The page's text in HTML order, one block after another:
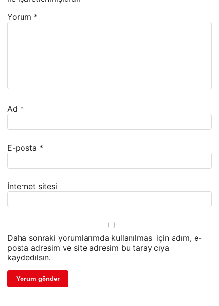
Yorum *
Ad *
E-posta *
İnternet sitesi
Daha sonraki yorumlarımda kullanılması için adım, e-
posta adresim ve site adresim bu tarayıcıya
kaydedilsin.